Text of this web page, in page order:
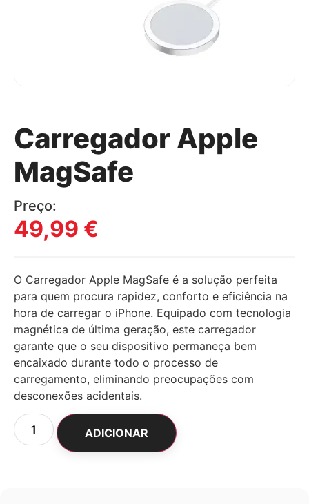
Carregador Apple
MagSafe
Preço:
49,99 €
O Carregador Apple MagSafe é a solução perfeita
para quem procura rapidez, conforto e eficiência na
hora de carregar o iPhone. Equipado com tecnologia
magnética de última geração, este carregador
garante que o seu dispositivo permaneça bem
encaixado durante todo o processo de
carregamento, eliminando preocupações com
desconexões acidentais.
ADICIONAR